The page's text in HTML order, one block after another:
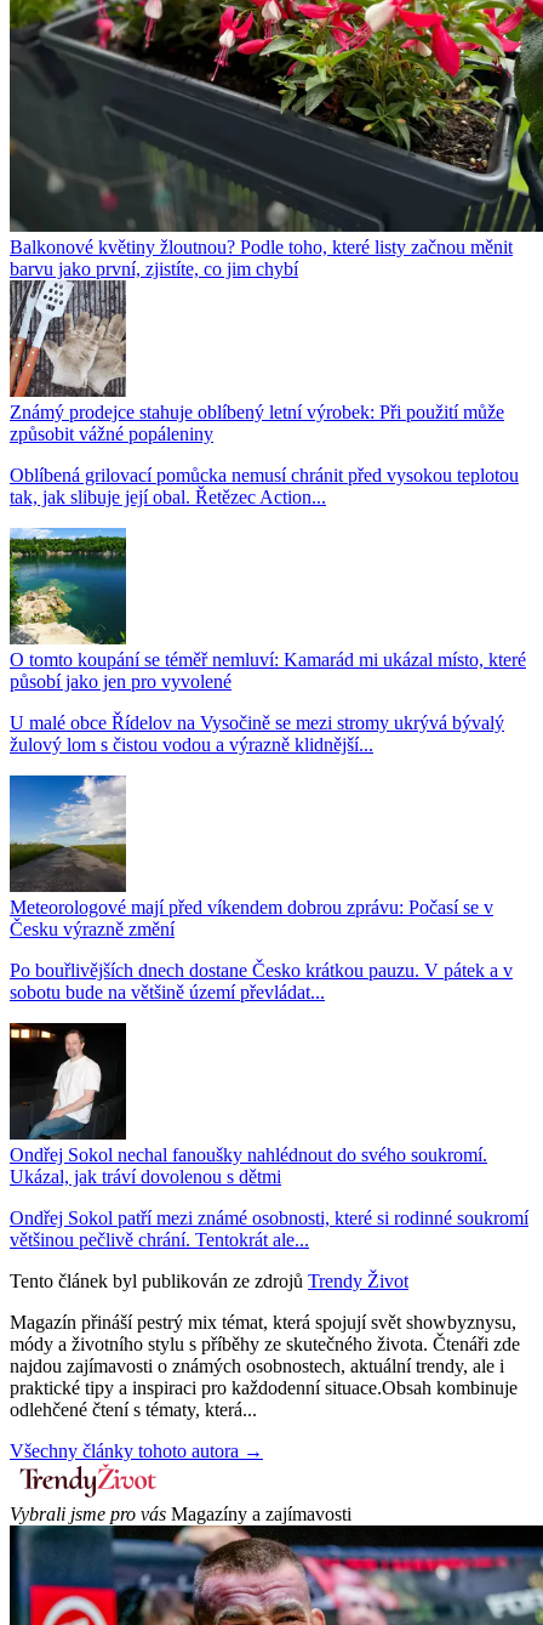
Balkonové květiny žloutnou? Podle toho, které listy začnou měnit
barvu jako první, zjistíte, co jim chybí
Známý prodejce stahuje oblíbený letní výrobek: Při použití může
způsobit vážné popáleniny
Oblíbená grilovací pomůcka nemusí chránit před vysokou teplotou
tak, jak slibuje její obal. Řetězec Action...
O tomto koupání se téměř nemluví: Kamarád mi ukázal místo, které
působí jako jen pro vyvolené
U malé obce Řídelov na Vysočině se mezi stromy ukrývá bývalý
žulový lom s čistou vodou a výrazně klidnější...
Meteorologové mají před víkendem dobrou zprávu: Počasí se v
Česku výrazně změní
Po bouřlivějších dnech dostane Česko krátkou pauzu. V pátek a v
sobotu bude na většině území převládat...
Ondřej Sokol nechal fanoušky nahlédnout do svého soukromí.
Ukázal, jak tráví dovolenou s dětmi
Ondřej Sokol patří mezi známé osobnosti, které si rodinné soukromí
většinou pečlivě chrání. Tentokrát ale...
Tento článek byl publikován ze zdrojů Trendy Život
Magazín přináší pestrý mix témat, která spojují svět showbyznysu,
módy a životního stylu s příběhy ze skutečného života. Čtenáři zde
najdou zajímavosti o známých osobnostech, aktuální trendy, ale i
praktické tipy a inspiraci pro každodenní situace.Obsah kombinuje
odlehčené čtení s tématy, která...
Všechny články tohoto autora →
Vybrali jsme pro vás Magazíny a zajímavosti